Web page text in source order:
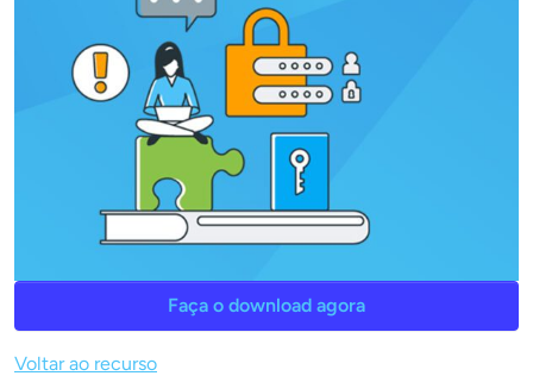
Faça o download agora
Voltar ao recurso